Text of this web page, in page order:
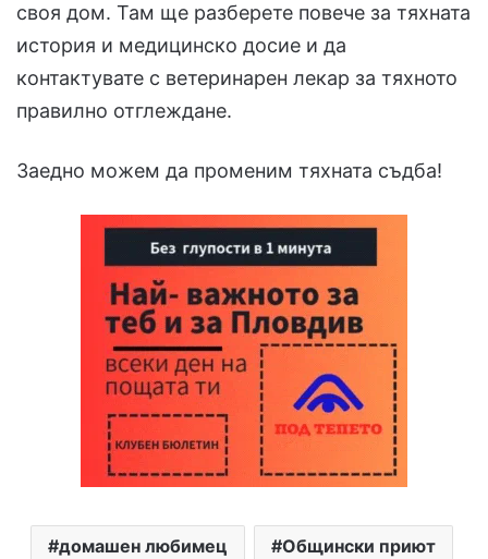
своя дом. Там ще разберете повече за тяхната
история и медицинско досие и да
контактувате с ветеринарен лекар за тяхното
правилно отглеждане.
Заедно можем да променим тяхната съдба!
домашен любимец Общински приют